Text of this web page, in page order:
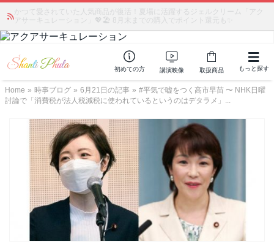
かつて愛されていた人気商品が復活！夏場に活躍するジェルクリーム「アク
アサーキュレーション」💖🏖️ 8月末までの購入でポイント還元も✨
初めての方 講演映像 取扱商品 もっと探す
Home » 時事ブログ » 6月21日の記事 » #平気で嘘をつく高市早苗 〜 NHK日曜
討論で「消費税が法人税減税に使われているというのはデタラメ」...